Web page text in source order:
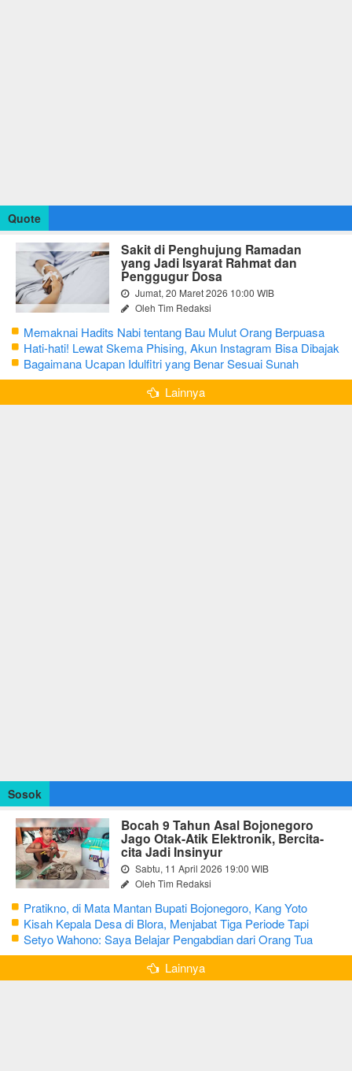
Quote
Sakit di Penghujung Ramadan
yang Jadi Isyarat Rahmat dan
Penggugur Dosa
Jumat, 20 Maret 2026 10:00 WIB
Oleh Tim Redaksi
Memaknai Hadits Nabi tentang Bau Mulut Orang Berpuasa
Secara Bijak Agar Tidak Menggangu
Hati-hati! Lewat Skema Phising, Akun Instagram Bisa Dibajak
Kurang dari 3 Menit
Bagaimana Ucapan Idulfitri yang Benar Sesuai Sunah
Rasulullah
Lainnya
Sosok
Bocah 9 Tahun Asal Bojonegoro
Jago Otak-Atik Elektronik, Bercita-
cita Jadi Insinyur
Sabtu, 11 April 2026 19:00 WIB
Oleh Tim Redaksi
Pratikno, di Mata Mantan Bupati Bojonegoro, Kang Yoto
Kisah Kepala Desa di Blora, Menjabat Tiga Periode Tapi
Masih Hidup Sederhana
Setyo Wahono: Saya Belajar Pengabdian dari Orang Tua
Lainnya